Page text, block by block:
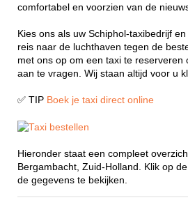
comfortabel en voorzien van de
Kies ons als uw Schiphol-taxibedrijf
reis naar de luchthaven tegen de
met ons op om een taxi te reserveren
aan te vragen. Wij staan altijd voor u
✅ TIP Boek je taxi direct online
Hieronder staat een compleet
Bergambacht, Zuid-Holland. Klik op
de gegevens te bekijken.